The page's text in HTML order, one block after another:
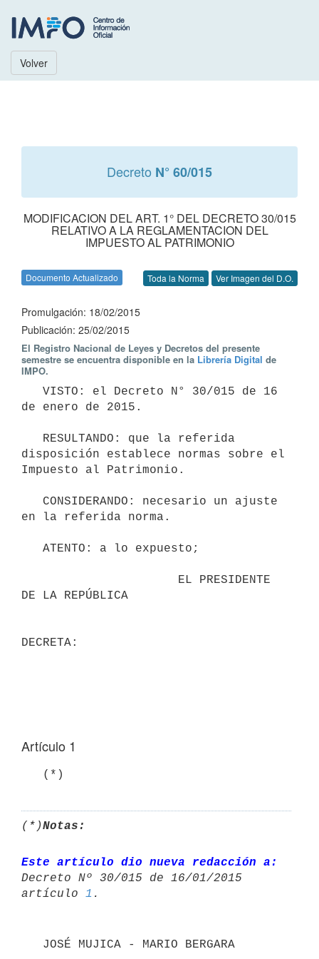
Volver
Decreto N° 60/015
MODIFICACION DEL ART. 1° DEL DECRETO 30/015
RELATIVO A LA REGLAMENTACION DEL
IMPUESTO AL PATRIMONIO
Documento Actualizado Toda la Norma Ver Imagen del D.O.
Promulgación: 18/02/2015
Publicación: 25/02/2015
El Registro Nacional de Leyes y Decretos del presente
semestre se encuentra disponible en la Librería Digital de
IMPO.
de enero de 2015.
disposición establece normas sobre el
Impuesto al Patrimonio.
en la referida norma.
DE LA REPÚBLICA
DECRETA:
Artículo 1
   (*)
(*)Notas:
Este artículo dio nueva redacción a:
Decreto Nº 30/015 de 16/01/2015
artículo 1